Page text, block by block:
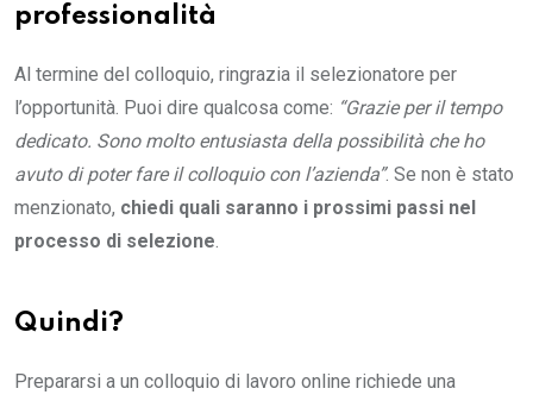
professionalità
Al termine del colloquio, ringrazia il selezionatore per
l’opportunità. Puoi dire qualcosa come: “Grazie per il tempo
dedicato. Sono molto entusiasta della possibilità che ho
avuto di poter fare il colloquio con l’azienda”. Se non è stato
menzionato, chiedi quali saranno i prossimi passi nel
processo di selezione.
Quindi?
Prepararsi a un colloquio di lavoro online richiede una